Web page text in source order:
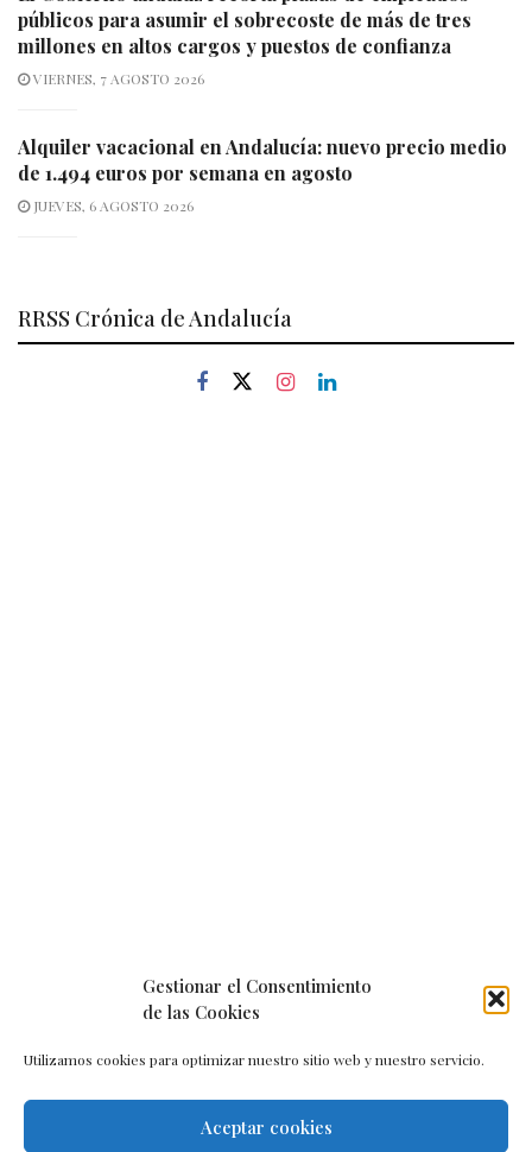
Gestionar el Consentimiento
de las Cookies
Utilizamos cookies para optimizar nuestro sitio web y nuestro servicio.
Aceptar cookies
públicos para asumir el sobrecoste de más de tres
millones en altos cargos y puestos de confianza
VIERNES, 7 AGOSTO 2026
Alquiler vacacional en Andalucía: nuevo precio medio
de 1.494 euros por semana en agosto
JUEVES, 6 AGOSTO 2026
RRSS Crónica de Andalucía